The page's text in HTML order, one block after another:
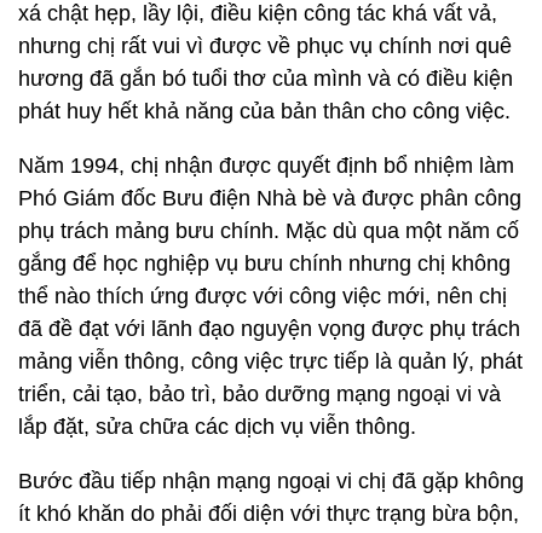
xá chật hẹp, lầy lội, điều kiện công tác khá vất vả,
nhưng chị rất vui vì được về phục vụ chính nơi quê
hương đã gắn bó tuổi thơ của mình và có điều kiện
phát huy hết khả năng của bản thân cho công việc.
Năm 1994, chị nhận được quyết định bổ nhiệm làm
Phó Giám đốc Bưu điện Nhà bè và được phân công
phụ trách mảng bưu chính. Mặc dù qua một năm cố
gắng để học nghiệp vụ bưu chính nhưng chị không
thể nào thích ứng được với công việc mới, nên chị
đã đề đạt với lãnh đạo nguyện vọng được phụ trách
mảng viễn thông, công việc trực tiếp là quản lý, phát
triển, cải tạo, bảo trì, bảo dưỡng mạng ngoại vi và
lắp đặt, sửa chữa các dịch vụ viễn thông.
Bước đầu tiếp nhận mạng ngoại vi chị đã gặp không
ít khó khăn do phải đối diện với thực trạng bừa bộn,